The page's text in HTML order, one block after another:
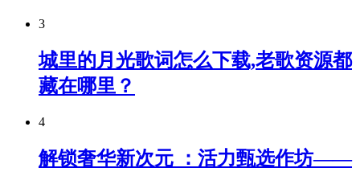
3
城里的月光歌词怎么下载,老歌资源都
藏在哪里？
4
解锁奢华新次元 ：活力甄选作坊——